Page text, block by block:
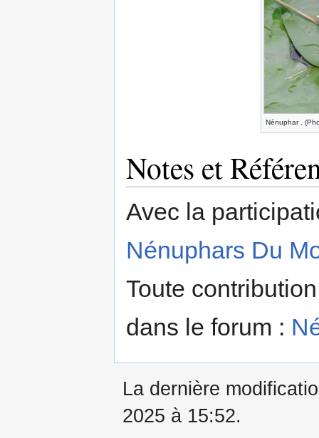
Nénuphar .
Notes et
Avec la
Nénuphars Du
Toute
dans le forum :
La dernière
2025 à 15:52.